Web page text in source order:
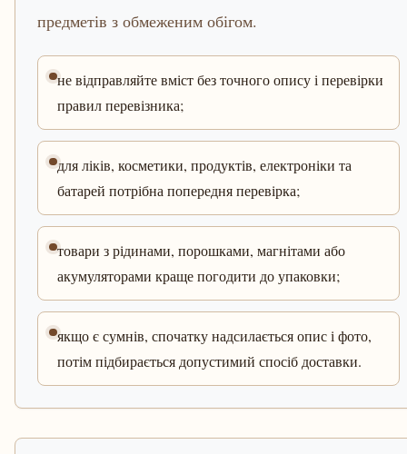
предметів з обмеженим обігом.
не відправляйте вміст без точного опису і перевірки
правил перевізника;
для ліків, косметики, продуктів, електроніки та
батарей потрібна попередня перевірка;
товари з рідинами, порошками, магнітами або
акумуляторами краще погодити до упаковки;
якщо є сумнів, спочатку надсилається опис і фото,
потім підбирається допустимий спосіб доставки.